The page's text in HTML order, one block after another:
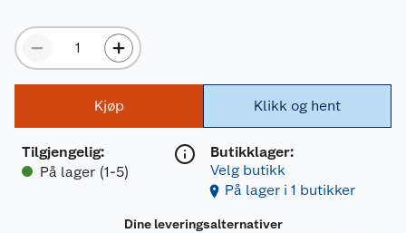
Kjøp
Tilgjengelig:
På lager (1-5)
Klikk og hent
Butikklager:
Velg butikk
På lager i 1 butikker
Dine leveringsalternativer